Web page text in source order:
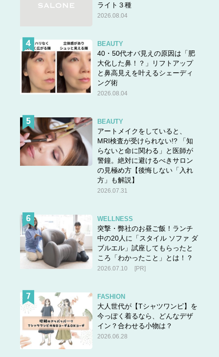
Stylist:山口祐亮（MADURICA por DIFINO） 前髪に長短をつけることで、眉上設定
でも自然な仕上がり。斜めに流すのも女性らしくて◎。
次のページを見る▶▶ 若見え前髪、その２はどんなスタイ
ライト３種
2026.08.04
BEAUTY
40・50代オバ見えの原因は「肥
大化した鼻！？」リフトアップ
と鼻高見えを叶えるシェーディ
ング術
2026.08.04
BEAUTY
アートメイクをしていると、
MRI検査が受けられない!? 「知
らないと命に関わる」と医師が
警鐘。絶対に避けるべきサロン
の見極め方【後悔しない「入れ
方」も解説】
2026.07.31
WELLNESS
突撃・弊社のお昼ご飯！ランチ
中の20人に「スタイル ソファ ダ
ブルエル」試座してもらったと
ころ「わかったこと」とは！？
2026.07.10 [PR]
FASHION
大人世代が【Tシャツワンピ】を
今っぽく着るなら、どんなデザ
イン？合わせる小物は？
2026.06.28